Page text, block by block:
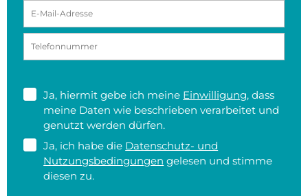
Ja, hiermit gebe ich meine Einwilligung, dass
meine Daten wie beschrieben verarbeitet und
genutzt werden dürfen.
Ja, ich habe die Datenschutz- und
Nutzungsbedingungen gelesen und stimme
diesen zu.